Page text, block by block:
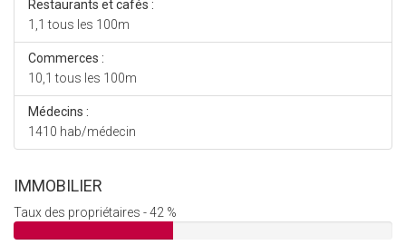
Restaurants et cafés :
1,1 tous les 100m
Commerces :
10,1 tous les 100m
Médecins :
1410 hab/médecin
IMMOBILIER
Taux des propriétaires - 42 %